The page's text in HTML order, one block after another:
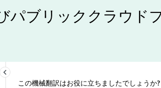
パブリッククラウド
keyboard_arrow_left
この機械翻訳はお役に立ちましたでしょうか?